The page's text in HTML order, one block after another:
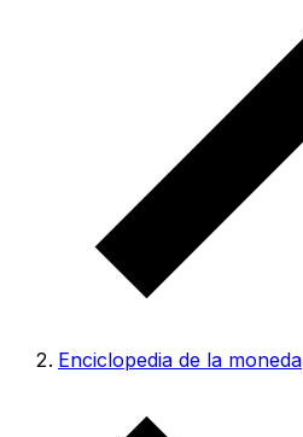
Enciclopedia de la moneda